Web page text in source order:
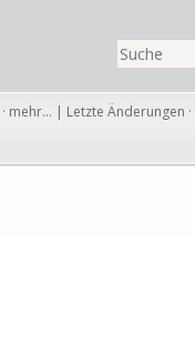
· mehr… | Letzte Änderungen ·